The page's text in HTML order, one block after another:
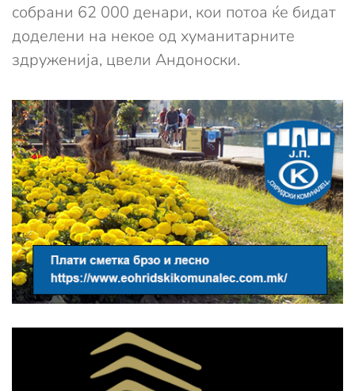
собрани 62 000 денари, кои потоа ќе бидат
доделени на некое од хуманитарните
здруженија, цвели Андоноски.